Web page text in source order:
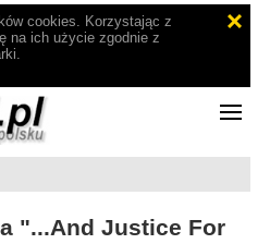
cookies. Korzystając z
na ich użycie zgodnie z
"...And Justice For